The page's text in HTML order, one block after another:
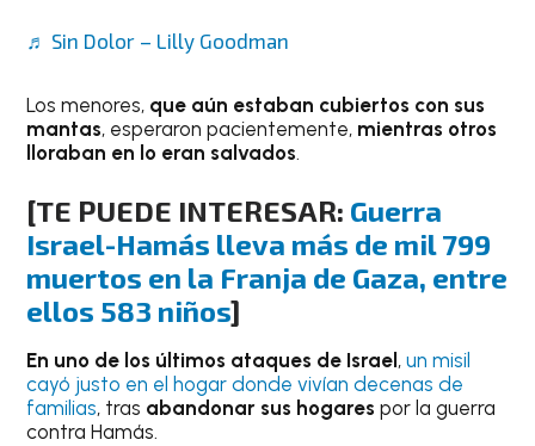
♬ Sin Dolor – Lilly Goodman
Los menores, que aún estaban cubiertos con sus
mantas, esperaron pacientemente, mientras otros
lloraban en lo eran salvados.
[TE PUEDE INTERESAR: Guerra
Israel-Hamás lleva más de mil 799
muertos en la Franja de Gaza, entre
ellos 583 niños]
En uno de los últimos ataques de Israel ,un misil
cayó justo en el hogar donde vivían decenas de
familias, tras abandonar sus hogarespor la guerra
contra Hamás.